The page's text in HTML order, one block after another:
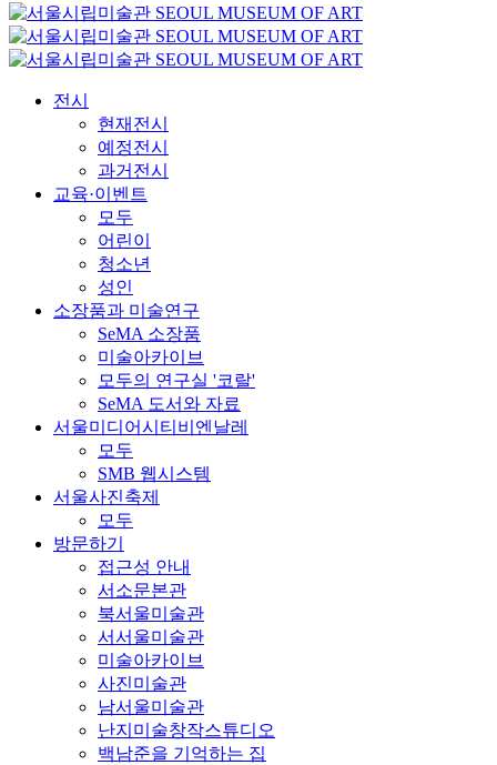
전시
현재전시
예정전시
과거전시
교육·이벤트
모두
어린이
청소년
성인
소장품과 미술연구
SeMA 소장품
미술아카이브
모두의 연구실 '코랄'
SeMA 도서와 자료
서울미디어시티비엔날레
모두
SMB 웹시스템
서울사진축제
모두
방문하기
접근성 안내
서소문본관
북서울미술관
서서울미술관
미술아카이브
사진미술관
남서울미술관
난지미술창작스튜디오
백남준을 기억하는 집